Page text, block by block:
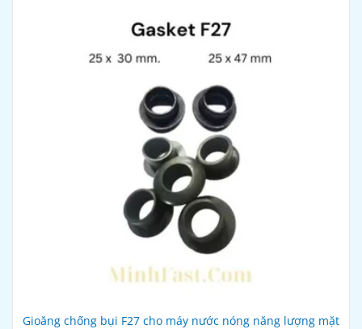
Gioăng chống bụi F27 cho máy nước nóng năng lượng mặt